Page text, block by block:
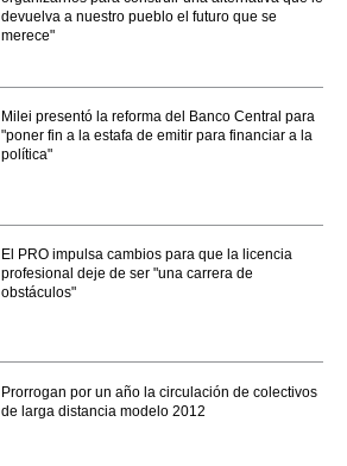
devuelva a nuestro pueblo el futuro que se
merece"
Milei presentó la reforma del Banco Central para
"poner fin a la estafa de emitir para financiar a la
política"
El PRO impulsa cambios para que la licencia
profesional deje de ser "una carrera de
obstáculos"
Prorrogan por un año la circulación de colectivos
de larga distancia modelo 2012